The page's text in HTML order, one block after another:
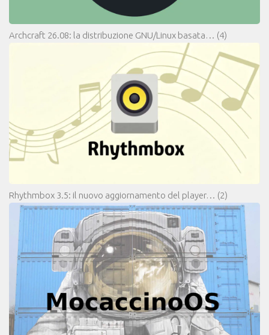
Archcraft 26.08: la distribuzione GNU/Linux basata… (4)
Rhythmbox 3.5: il nuovo aggiornamento del player… (2)